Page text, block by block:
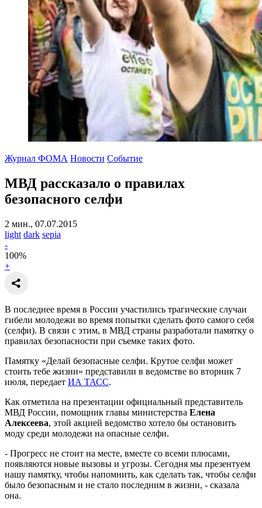
Журнал ФОМА Новости Событие
МВД рассказaло о правилах
безопасного селфи
2 мин., 07.07.2015
light dark sepia
-
100%
+
В последнее время в России участились трагические случаи
гибели молодежи во время попытки сделать фото самого себя
(селфи). В связи с этим, в МВД страны разработали памятку о
правилах безопасности при съемке таких фото.
Памятку «Делай безопасные селфи. Крутое селфи может
стоить тебе жизни» представили в ведомстве во вторник 7
июля, передает ИА ТАСС.
Как отметила на презентации официальный представитель
МВД России, помощник главы министерства Елена
Алексеева, этой акцией ведомство хотело бы остановить
моду среди молодежи на опасные селфи.
- Прогресс не стоит на месте, вместе со всеми плюсами,
появляются новые вызовы и угрозы. Сегодня мы презентуем
нашу памятку, чтобы напомнить, как сделать так, чтобы селфи
было безопасным и не стало последним в жизни, - сказала
она.